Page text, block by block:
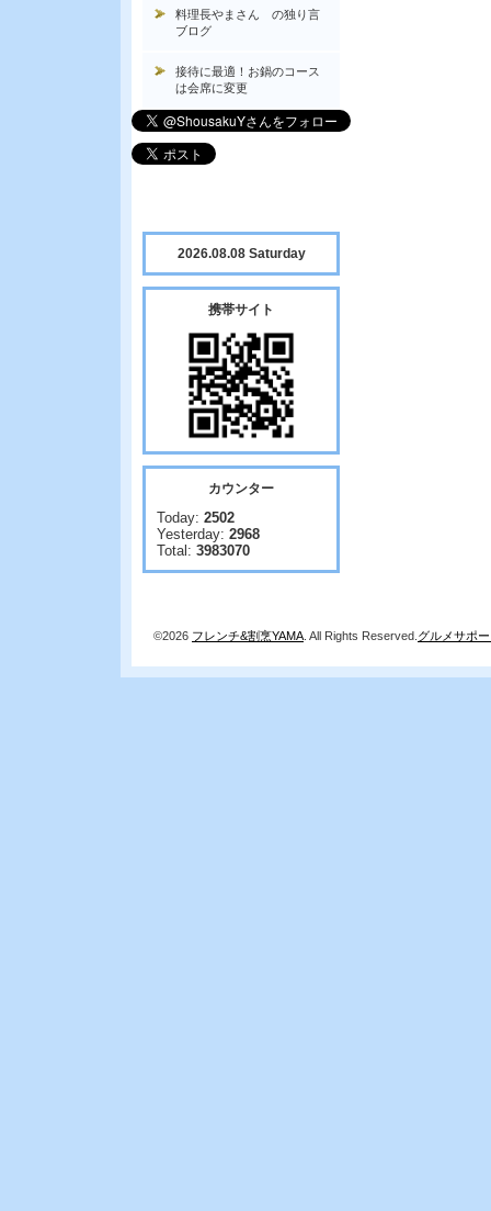
料理長やまさん の独り言
ブログ
接待に最適！お鍋のコース
は会席に変更
2026.08.08 Saturday
携帯サイト
カウンター
Today: 2502
Yesterday: 2968
Total: 3983070
©2026 フレンチ&割烹YAMA . All Rights Reserved. グルメサポ